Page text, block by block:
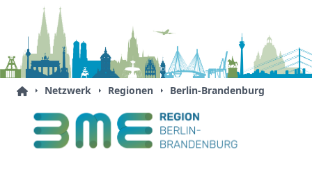
Netzwerk Regionen Berlin-Brandenburg